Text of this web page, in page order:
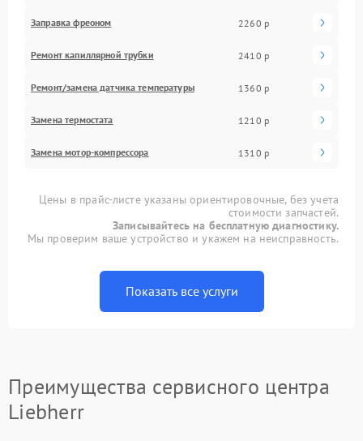
Заправка фреоном 2260 р
Ремонт капиллярной трубки 2410 р
Ремонт/замена датчика температуры 1360 р
Замена термостата 1210 р
Замена мотор-компрессора 1310 р
Цены в прайс-листе указаны ориентировочные, без учета
стоимости запчастей.
Записывайтесь на бесплатную диагностику.
Мы проверим ваше устройство и укажем на неисправность.
Показать все услуги
Преимущества сервисного центра
Liebherr